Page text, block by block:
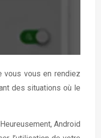
vous vous en rendiez
des situations où le
Android